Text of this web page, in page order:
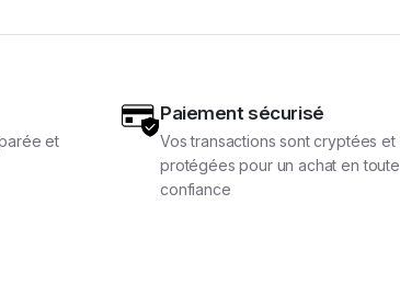
et
Paiement sécurisé
Vos transactions sont cryptées et
protégées pour un achat en toute
confiance